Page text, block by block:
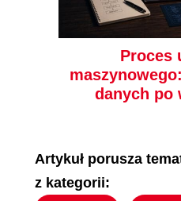
Proces
danych po
Artykuł porusza
z kategorii: